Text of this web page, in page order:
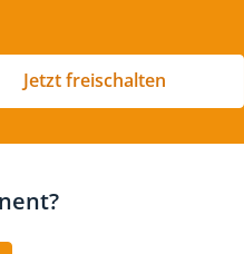
Jetzt freischalten